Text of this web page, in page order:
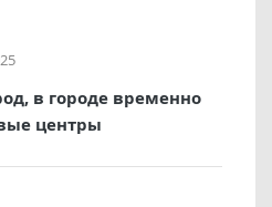
в городе временно
центры